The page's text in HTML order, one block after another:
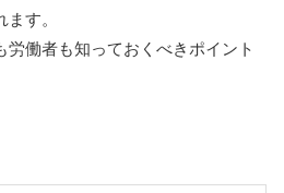
す。
働者も知っておくべきポイント